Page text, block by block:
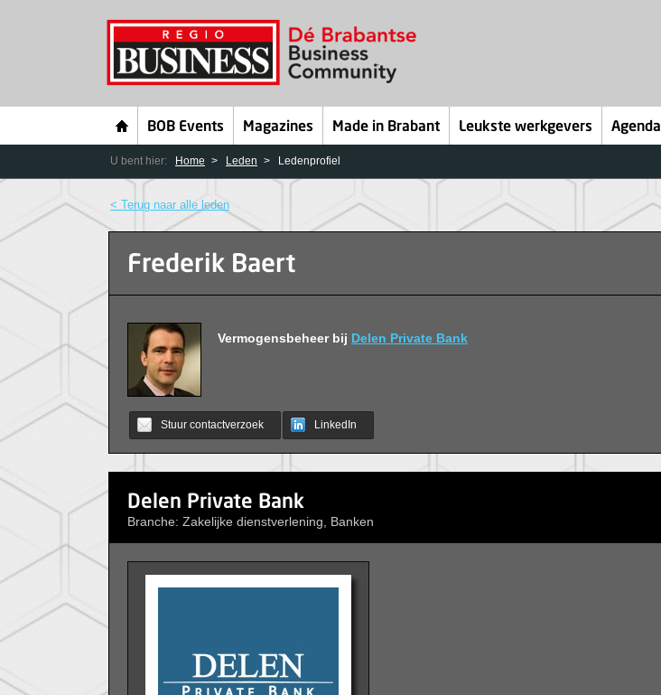
BOB Events Magazines Made in Brabant Leukste werkgevers Agenda
U bent hier: Home Leden Ledenprofiel
< Terug naar alle leden
Frederik Baert
Vermogensbeheer bij Delen Private Bank
Stuur contactverzoek LinkedIn
Delen Private Bank
Branche: Zakelijke dienstverlening, Banken